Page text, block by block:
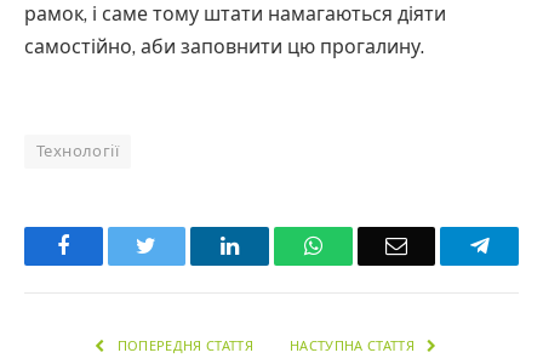
рамок, і саме тому штати намагаються діяти
самостійно, аби заповнити цю прогалину.
Технології
Facebook LinkedInWhatsAppEmail
ПОПЕРЕДНЯ СТАТТЯ НАСТУПНА СТАТТЯ